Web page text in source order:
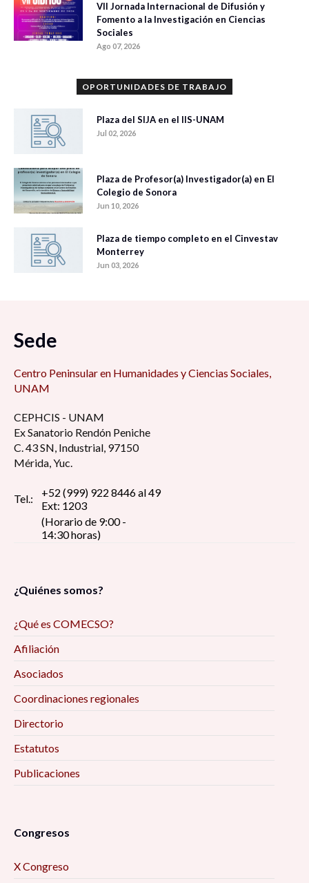
VII Jornada Internacional de Difusión y
Fomento a la Investigación en Ciencias
Sociales
Ago 07, 2026
OPORTUNIDADES DE TRABAJO
Plaza del SIJA en el IIS-UNAM
Jul 02, 2026
Plaza de Profesor(a) Investigador(a) en El
Colegio de Sonora
Jun 10, 2026
Plaza de tiempo completo en el Cinvestav
Monterrey
Jun 03, 2026
Sede
Centro Peninsular en Humanidades y Ciencias Sociales,
UNAM
CEPHCIS - UNAM
Ex Sanatorio Rendón Peniche
C. 43 SN, Industrial, 97150
Mérida, Yuc.
Tel.:
+52 (999) 922 8446 al 49
Ext: 1203
(Horario de 9:00 -
14:30 horas)
¿Quiénes somos?
¿Qué es COMECSO?
Afiliación
Asociados
Coordinaciones regionales
Directorio
Estatutos
Publicaciones
Congresos
X Congreso